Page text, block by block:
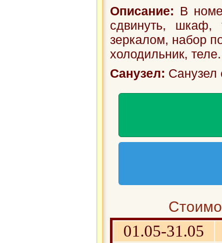
Описание: В
сдвинуть, шкаф,
зеркалом, набор
холодильник,
Санузел:
01.05-31.05